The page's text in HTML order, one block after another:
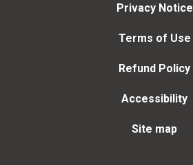
Privacy Notice
Terms of Use
Refund Policy
Accessibility
Site map